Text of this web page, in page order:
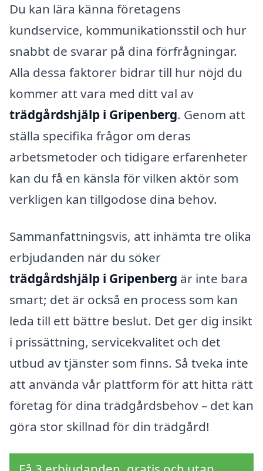
Du kan lära känna företagens
kundservice, kommunikationsstil och hur
snabbt de svarar på dina förfrågningar.
Alla dessa faktorer bidrar till hur nöjd du
kommer att vara med ditt val av
trädgårdshjälp i Gripenberg. Genom att
ställa specifika frågor om deras
arbetsmetoder och tidigare erfarenheter
kan du få en känsla för vilken aktör som
verkligen kan tillgodose dina behov.
Sammanfattningsvis, att inhämta tre olika
erbjudanden när du söker
trädgårdshjälp i Gripenberg är inte bara
smart; det är också en process som kan
leda till ett bättre beslut. Det ger dig insikt
i prissättning, servicekvalitet och det
utbud av tjänster som finns. Så tveka inte
att använda vår plattform för att hitta rätt
företag för dina trädgårdsbehov – det kan
göra stor skillnad för din trädgård!